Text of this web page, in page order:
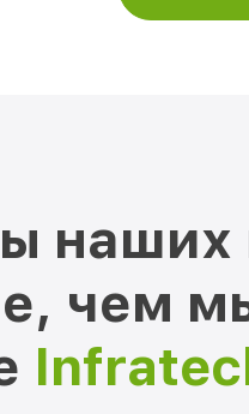
наших
чем